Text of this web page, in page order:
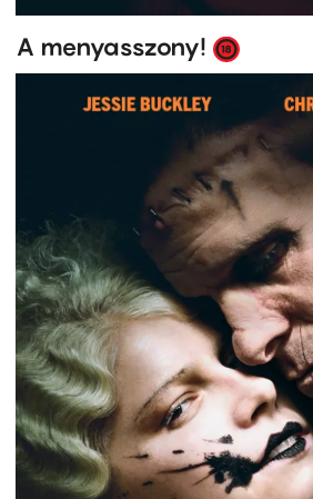
A menyasszony!